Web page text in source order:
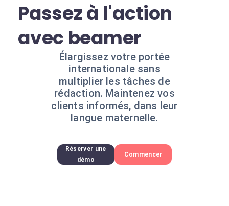
Passez à l'action
avec beamer
Élargissez votre portée
internationale sans
multiplier les tâches de
rédaction. Maintenez vos
clients informés, dans leur
langue maternelle.
Réserver une
démo
Commencer